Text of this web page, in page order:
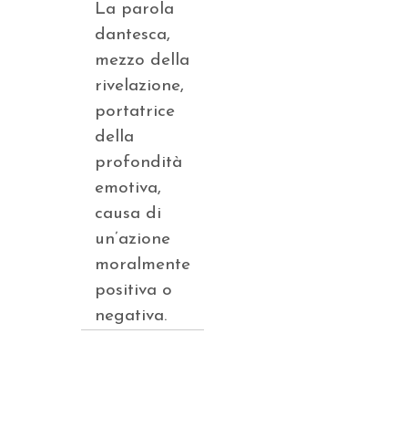
La parola
dantesca,
mezzo della
rivelazione,
portatrice
della
profondità
emotiva,
causa di
un’azione
moralmente
positiva o
negativa.